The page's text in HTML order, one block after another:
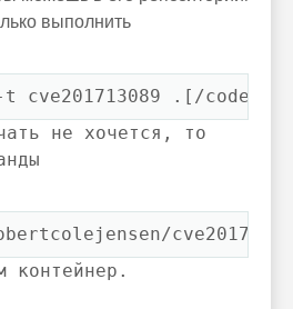
выполнить
cve201713089 .[/code]
не хочется, то
контейнер.